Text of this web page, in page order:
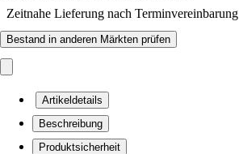
Zeitnahe Lieferung nach Terminvereinbarung
Bestand in anderen Märkten prüfen
Artikeldetails
Beschreibung
Produktsicherheit